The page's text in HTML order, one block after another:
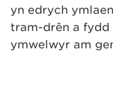
yn edrych
tram-drên a fydd
ymwelwyr am